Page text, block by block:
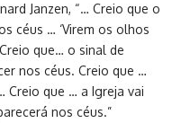
Janzen, “… Creio que o
céus … ‘Virem os olhos
que… o sinal de
nos céus. Creio que …
Creio que … a Igreja vai
nos céus.”